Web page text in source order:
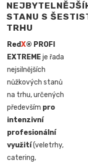
STANU S
TRHU
RedX® PROFI
EXTREME je řada
nejsilnějších
nůžkových stanů
na trhu, určených
především pro
intenzivní
profesionální
využití(veletrhy,
catering,